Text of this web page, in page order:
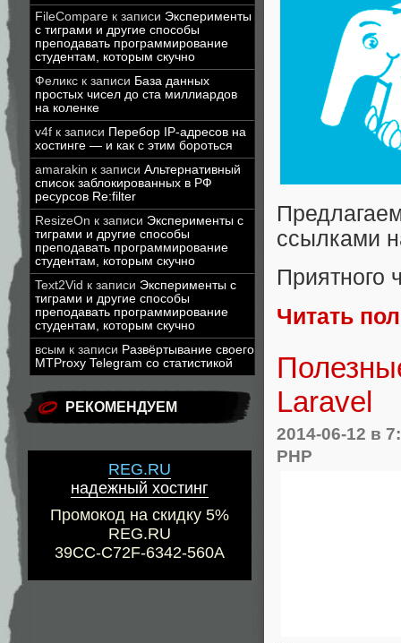
FileCompare к записи Эксперименты
с тиграми и другие способы
преподавать программирование
студентам, которым скучно
Феликс к записи База данных
простых чисел до ста миллиардов
на коленке
v4f к записи Перебор IP-адресов на
хостинге — и как с этим бороться
amarakin к записи Альтернативный
список заблокированных в РФ
ресурсов Re:filter
ResizeOn к записи Эксперименты с
тиграми и другие способы
преподавать программирование
студентам, которым скучно
Text2Vid к записи Эксперименты с
тиграми и другие способы
преподавать программирование
студентам, которым скучно
всым к записи Развёртывание своего
MTProxy Telegram со статистикой
РЕКОМЕНДУЕМ
REG.RU
надежный хостинг
Промокод на скидку 5%
REG.RU
39CC-C72F-6342-560A
ссылками
Приятного
Читать
Laravel
2014-06-12 в
PHP